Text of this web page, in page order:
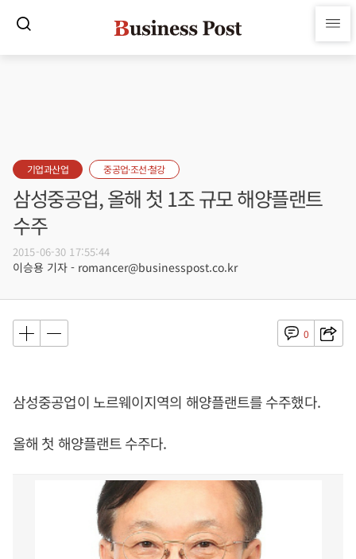
기업과산업 중공업·조선·철강
삼성중공업, 올해 첫 1조 규모 해양플랜트
수주
2015-06-30 17:55:44
이승용 기자 - romancer@businesspost.co.kr
0
삼성중공업이 노르웨이지역의 해양플랜트를 수주했다.
올해 첫 해양플랜트 수주다.